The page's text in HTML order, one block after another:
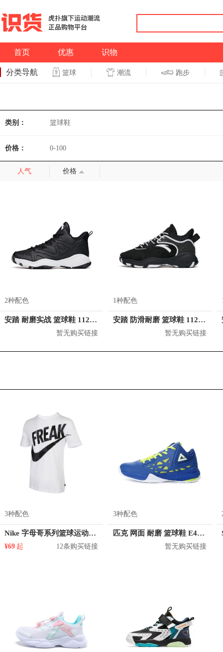
首页 优惠 识物
分类导航 篮球 潮流 跑步
类别： 篮球鞋
价格： 0-100
人气 价格
2种配色
安踏 耐磨实战 篮球鞋 112041614
暂无购买链接
1种配色
安踏 防滑耐磨 篮球鞋 112141626
暂无购买链接
3种配色
Nike 字母哥系列篮球运动恤衫圆领上衣短袖快干透气T恤 DJ1565
¥69 起 12条购买链接
3种配色
匹克 网面 耐磨 篮球鞋 E42121A
暂无购买链接